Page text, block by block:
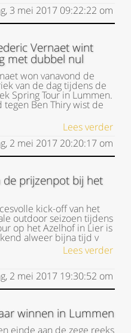
3 mei 2017 09:22:22 om
Vernaet wint
met dubbel nul
won vanavond de
van de dag tijdens de
Spring Tour in Lummen.
tegen Ben Thiry wist de
Lees verder
2 mei 2017 20:20:17 om
prijzenpot bij het
kick-off van het
outdoor seizoen tijdens
op het Azelhof in Lier is
alweer bijna tijd v
Lees verder
2 mei 2017 19:30:52 om
winnen in Lummen
einde aan de zege reeks